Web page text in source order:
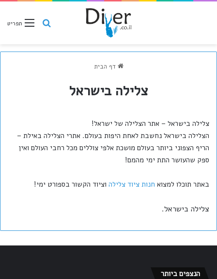
תפריט חיפוש
דף הבית
צלילה בישראל
צלילה בישראל – אתר הצלילה של ישראל!
הצלילה בישראל נחשבת לאחת היפות בעולם. אתרי הצלילה באילת –
הריף הצפוני ביותר בעולם מושכת אלפי צוללים מכל רחבי העולם ואין
ספק שהעושר התת ימי מהמם!
באתר תוכלו למצוא חנות ציוד צלילה וציוד הקשור בספורט ימי!
צלילה בישראל.
הנצפים ביותר